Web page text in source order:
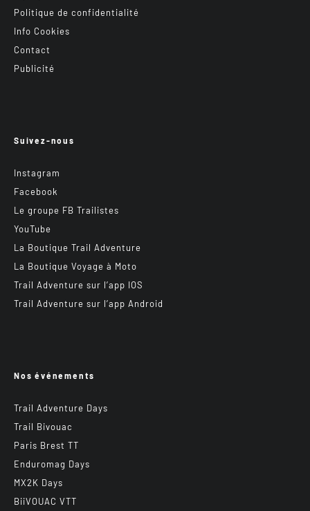
Politique de confidentialité
Info Cookies
Contact
Publicité
Suivez-nous
Instagram
Facebook
Le groupe FB Trailistes
YouTube
La Boutique Trail Adventure
La Boutique Voyage à Moto
Trail Adventure sur l’app IOS
Trail Adventure sur l’app Android
Nos événements
Trail Adventure Days
Trail Bivouac
Paris Brest TT
Enduromag Days
MX2K Days
BiiVOUAC VTT